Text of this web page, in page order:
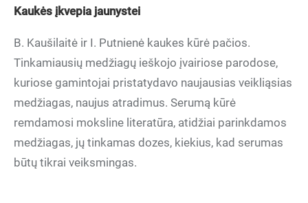
Kaukės įkvepia jaunystei
B. Kaušilaitė ir I. Putnienė kaukes kūrė pačios.
Tinkamiausių medžiagų ieškojo įvairiose parodose,
kuriose gamintojai pristatydavo naujausias veikliąsias
medžiagas, naujus atradimus. Serumą kūrė
remdamosi moksline literatūra, atidžiai parinkdamos
medžiagas, jų tinkamas dozes, kiekius, kad serumas
būtų tikrai veiksmingas.